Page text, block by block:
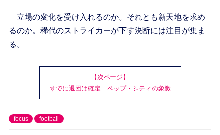
立場の変化を受け入れるのか。それとも新天地を求め
るのか。稀代のストライカーが下す決断には注目が集ま
る。
【次ページ】
すでに退団は確定…ペップ・シティの象徴
focus football